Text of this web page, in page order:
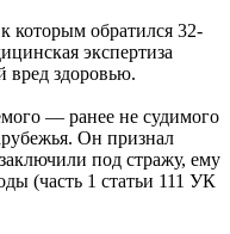
которым обратился 32-
экспертиза
вред здоровью.
— ранее не судимого
Он признал
под стражу, ему
(часть 1 статьи 111 УК